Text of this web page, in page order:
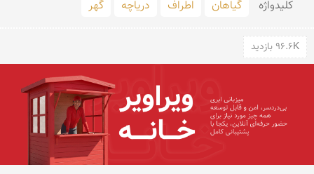
کلید‌واژه گیاهان اطراف دریاچه گهر
96.6K بازدید